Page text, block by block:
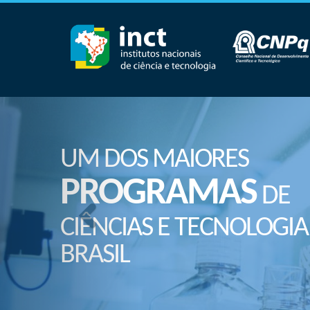
UM DOS MAIORES
PROGRAMASDE
CIÊNCIAS E
BRASIL